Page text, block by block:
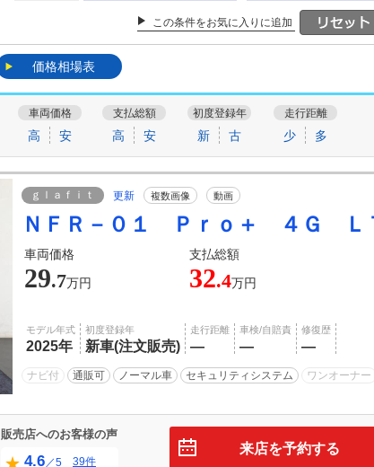
この条件をお気に入りに追加
価格相場表
車両価格
高 安
支払総額
高 安
初度登録年
新 古
走行距離
少 多
ｇｌａｆｉｔ 更新 複数画像 動画
ＮＦＲ－０１ Ｐｒｏ＋ ４Ｇ Ｌ
車両価格 支払総額
29.7万円 32.4万円
モデル年式
2025年
初度登録年
新車(注文販売)
走行距離
―
車検/自賠責
―
修復歴
―
ナビ付 通販可 ノーマル車 セキュリティシステム ワンオーナー
販売店へのお客様の声
4.6／5 39件
来店を予約する